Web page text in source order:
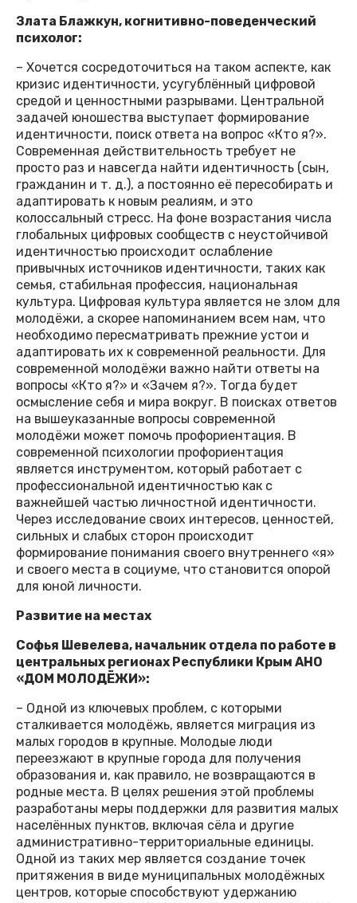
Злата Блажкун, когнитивно-поведенческий
психолог:
– Хочется сосредоточиться на таком аспекте, как
кризис идентичности, усугублённый цифровой
средой и ценностными разрывами. Центральной
задачей юношества выступает формирование
идентичности, поиск ответа на вопрос «Кто я?».
Современная действительность требует не
просто раз и навсегда найти идентичность (сын,
гражданин и т. д.), а постоянно её пересобирать и
адаптировать к новым реалиям, и это
колоссальный стресс. На фоне возрастания числа
глобальных цифровых сообществ с неустойчивой
идентичностью происходит ослабление
привычных источников идентичности, таких как
семья, стабильная профессия, национальная
культура. Цифровая культура является не злом для
молодёжи, а скорее напоминанием всем нам, что
необходимо пересматривать прежние устои и
адаптировать их к современной реальности. Для
современной молодёжи важно найти ответы на
вопросы «Кто я?» и «Зачем я?». Тогда будет
осмысление себя и мира вокруг. В поисках ответов
на вышеуказанные вопросы современной
молодёжи может помочь профориентация. В
современной психологии профориентация
является инструментом, который работает с
профессиональной идентичностью как с
важнейшей частью личностной идентичности.
Через исследование своих интересов, ценностей,
сильных и слабых сторон происходит
формирование понимания своего внутреннего «я»
и своего места в социуме, что становится опорой
для юной личности.
Развитие на местах
Софья Шевелева, начальник отдела по работе в
центральных регионах Республики Крым АНО
«ДОМ МОЛОДЁЖИ»:
– Одной из ключевых проблем, с которыми
сталкивается молодёжь, является миграция из
малых городов в крупные. Молодые люди
переезжают в крупные города для получения
образования и, как правило, не возвращаются в
родные места. В целях решения этой проблемы
разработаны меры поддержки для развития малых
населённых пунктов, включая сёла и другие
административно-территориальные единицы.
Одной из таких мер является создание точек
притяжения в виде муниципальных молодёжных
центров, которые способствуют удержанию